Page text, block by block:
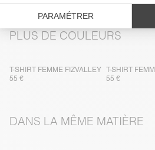
PLUS DE COULEURS
T-SHIRT FEMME FIZVALLEY
55 €
T-SHIRT
55 €
DANS LA MÊME MATIÈRE